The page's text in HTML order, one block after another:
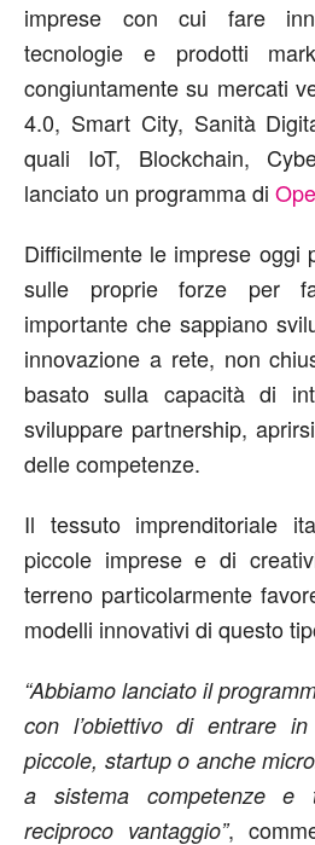
imprese con cui fare
tecnologie e prodotti
congiuntamente su mercati
4.0, Smart City, Sanità
quali IoT, Blockchain,
lanciato un programma di
Difficilmente le imprese oggi
sulle proprie forze per
importante che sappiano
innovazione a rete, non
basato sulla capacità di
sviluppare partnership,
delle competenze.
Il tessuto imprenditoriale
piccole imprese e di
terreno particolarmente
modelli innovativi di questo
“Abbiamo lanciato il
con l’obiettivo di entrare
piccole, startup o anche
a sistema competenze e
reciproco vantaggio”,